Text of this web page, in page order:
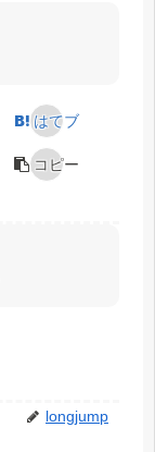
はてブ
コピー
longjump